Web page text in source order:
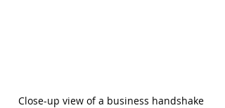
Close-up view of a business handshake